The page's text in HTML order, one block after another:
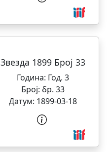
Звезда 1899 Број 33
Година: Год. 3
Број: бр. 33
Датум: 1899-03-18